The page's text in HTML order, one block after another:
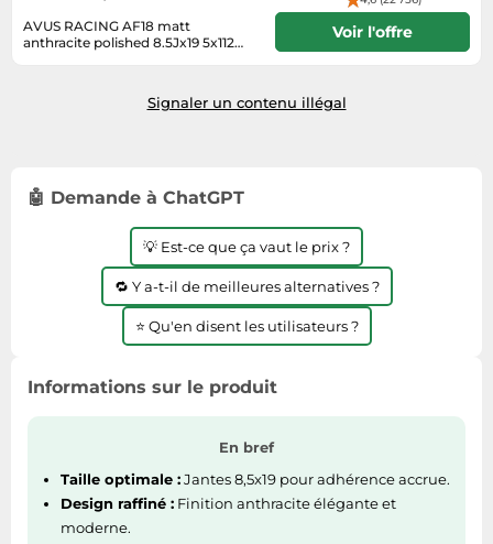
Taille-haies
Textiles de maison
Tuyaux d'arrosage
Informatique
Jeux électroniques
Machines à coudre
Objectifs photo
Ordinateurs portables
Plaques de cuisson
Reflex numériques
Robots de cuisine
Sèche-linge
Tablettes tactiles
Vélos biking
Équipement outdoor
AVUS RACING AF18 matt
anthracite polished 8.5Jx19 5x112
Voir l'offre
Signaler un contenu illégal
🤖 Demande à ChatGPT
💡 Est-ce que ça vaut le prix ?
🔁 Y a-t-il de meilleures alternatives ?
⭐ Qu'en disent les utilisateurs ?
Informations sur le produit
En bref
Taille optimale :Jantes 8,5x19 pour adhérence accrue.
Design raffiné : Finition anthracite élégante et
moderne.